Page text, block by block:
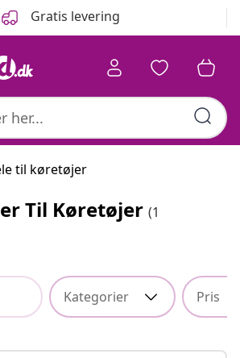
Gratis levering
til køretøjer
Til Køretøjer (1
Kategorier Pris